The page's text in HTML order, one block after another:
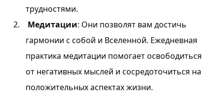
трудностями.
Медитации: Они позволят вам достичь
гармонии с собой и Вселенной. Ежедневная
практика медитации помогает освободиться
от негативных мыслей и сосредоточиться на
положительных аспектах жизни.